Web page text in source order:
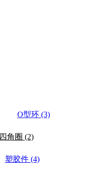
O型环 (3)
四角圈 (2)
塑胶件 (4)